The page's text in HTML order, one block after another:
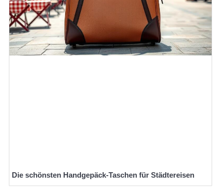
Die schönsten Handgepäck-Taschen für Städtereisen